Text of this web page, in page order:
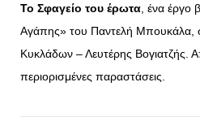
Το Σφαγείο του έρωτα, ένα έργο
Αγάπης» του Παντελή Μπουκάλα,
Κυκλάδων – Λευτέρης Βογιατζής.
περιορισμένες παραστάσεις.